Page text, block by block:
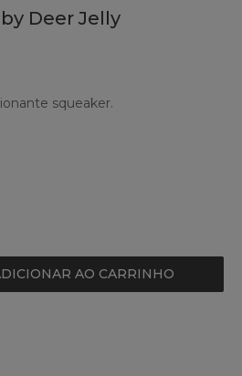
Deer Jelly
squeaker.
AO CARRINHO